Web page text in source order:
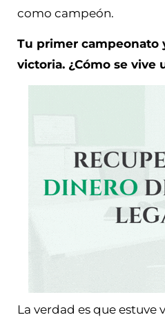
como campeón.
Tu primer campeonato
victoria. ¿Cómo se vive
La verdad es que estuve